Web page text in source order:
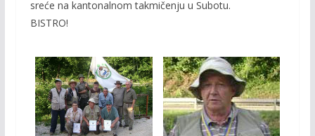
sreće na kantonalnom takmičenju u Subotu.
BISTRO!